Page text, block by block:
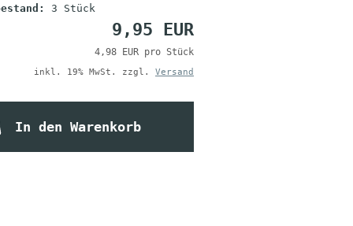
3 Stück
9,95 EUR
4,98 EUR pro Stück
inkl. 19% MwSt. zzgl. Versand
In den Warenkorb